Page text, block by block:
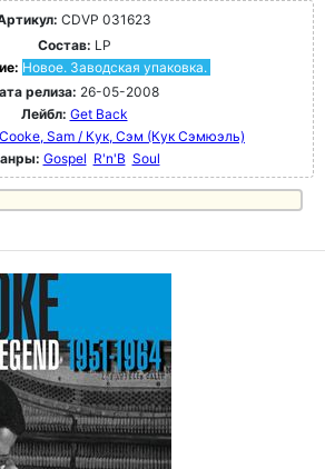
CDVP 031623
Состав: LP
Новое. Заводская упаковка.
релиза: 26-05-2008
Лейбл: Get Back
Cooke, Sam / Кук, Сэм (Кук Сэмюэль)
Gospel R'n'B Soul